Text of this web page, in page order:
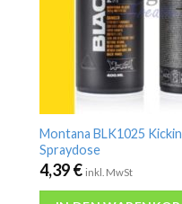
Montana BLK1025
Spraydose
4,39€ inkl. MwSt